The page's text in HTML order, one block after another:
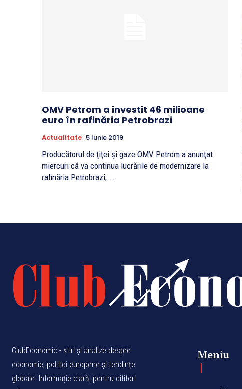
OMV Petrom a investit 46 milioane
euro în rafinăria Petrobrazi
Actualitate 5 Iunie 2019
Producătorul de ţiţei şi gaze OMV Petrom a anunţat
miercuri că va continua lucrările de modernizare la
rafinăria Petrobrazi,...
ClubEconomic - știri și analize despre
economie, politici europene și tendințe
globale. Informație clară, pentru cititori
Meniu